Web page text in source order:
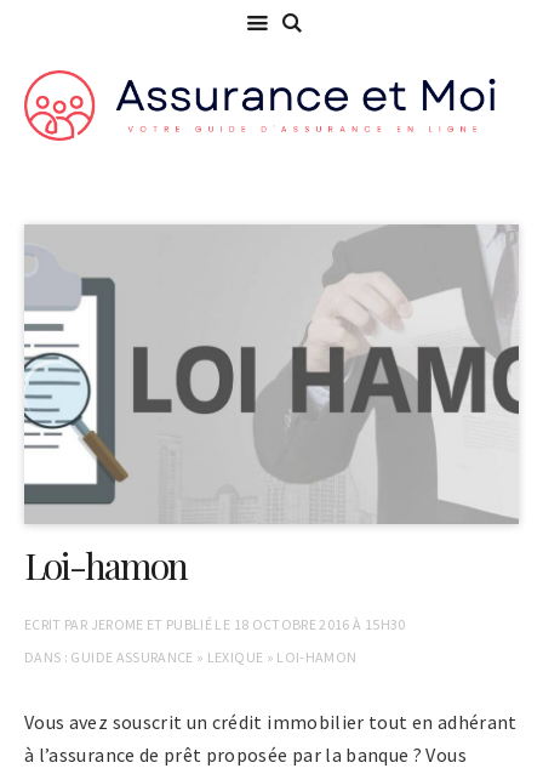
Loi-hamon
ECRIT PAR JEROME ET PUBLIÉ LE 18 OCTOBRE 2016 À 15H30
DANS : GUIDE ASSURANCE » LEXIQUE » LOI-HAMON
Vous avez souscrit un crédit immobilier tout en adhérant
à l’assurance de prêt proposée par la banque ? Vous